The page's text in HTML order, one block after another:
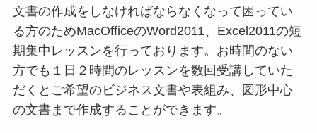
文書の作成をしなければならなくなって困ってい
る方のためMacOfficeのWord2011、Excel2011の短
期集中レッスンを行っております。お時間のない
方でも１日２時間のレッスンを数回受講していた
だくとご希望のビジネス文書や表組み、図形中心
の文書まで作成することができます。